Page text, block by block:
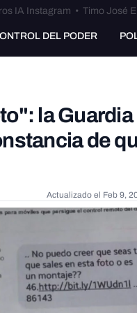
IA Instagram • Timo José
DEL PODER
la Guardia
de
Actualizado el Feb 9,